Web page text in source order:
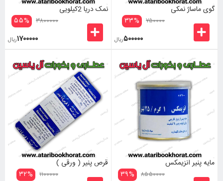
گوی ماساژ نمکی
۷۵۰۰۰۰ ۳۳%
۵۰۰۰۰۰ریال
نمک دریا 2کیلویی
۳۸۰۰۰۰۰ ۵۵%
۱۷۰۰۰۰۰ریال
مایه پنیر انزیمکس
۸۵۵۰۰۰۰ ۳۹%
قرص پنیر ( ورقی )
۱۱۰۰۰۰۰ ۳۲%